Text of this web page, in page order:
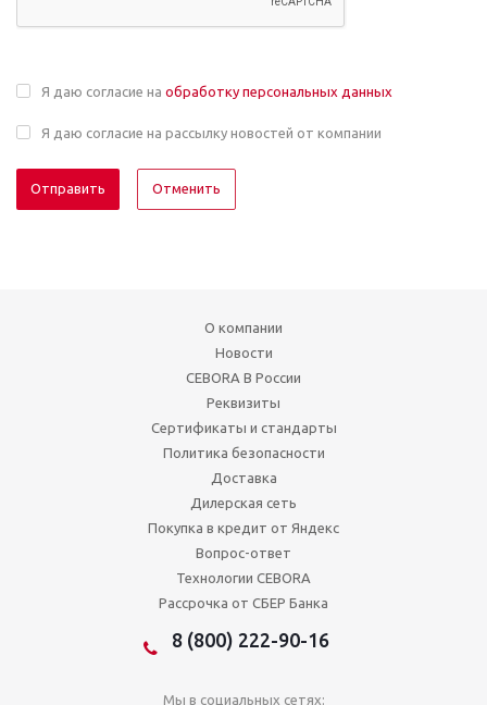
Я даю согласие на обработку персональных данных
Я даю согласие на рассылку новостей от компании
Отменить
О компании
Новости
CEBORA В России
Реквизиты
Сертификаты и стандарты
Политика безопасности
Доставка
Дилерская сеть
Покупка в кредит от Яндекс
Вопрос-ответ
Технологии CEBORA
Рассрочка от СБЕР Банка
8 (800) 222-90-16
Мы в социальных сетях: